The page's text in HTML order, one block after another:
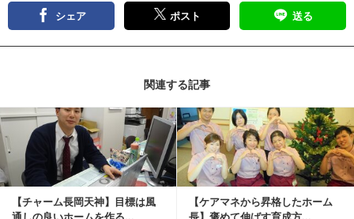
シェア ポスト 送る
関連する記事
【チャーム長岡天神】目標は風
【ケアマネから昇格したホーム
記事を読む